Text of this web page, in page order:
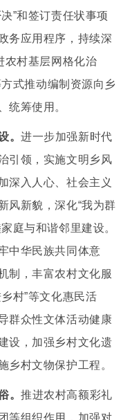
”和签订责任状事项
务应用程序，持续深
农村基层网格化治
方式推动编制资源向乡
统筹使用。
。进一步加强新时代
引领，实施文明乡风
深入人心、社会主义
风新貌，深化“我为群
庭与和谐邻里建设。
中华民族共同体意
制，丰富农村文化服
村”等文化惠民活
群众性文体活动健康
设，加强乡村文化遗
乡村文物保护工程。
。推进农村高额彩礼